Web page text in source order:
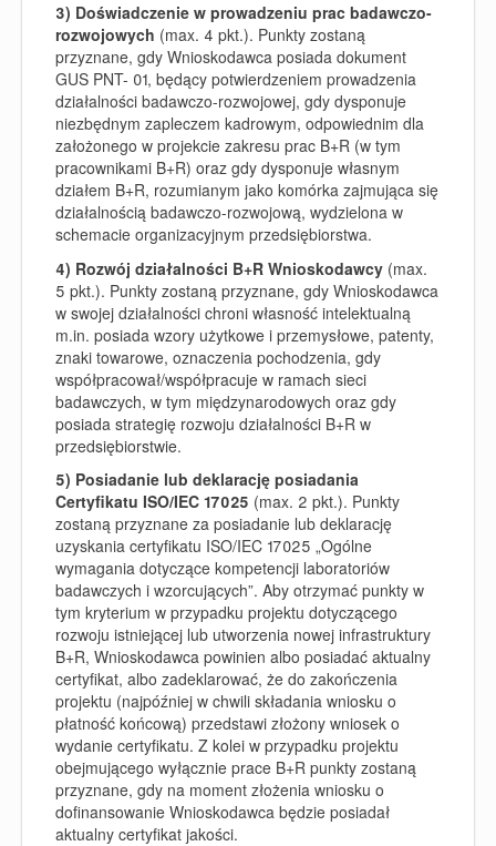
3) Doświadczenie w prowadzeniu prac badawczo-
rozwojowych (max. 4 pkt.). Punkty zostaną
przyznane, gdy Wnioskodawca posiada dokument
GUS PNT- 01, będący potwierdzeniem prowadzenia
działalności badawczo-rozwojowej, gdy dysponuje
niezbędnym zapleczem kadrowym, odpowiednim dla
założonego w projekcie zakresu prac B+R (w tym
pracownikami B+R) oraz gdy dysponuje własnym
działem B+R, rozumianym jako komórka zajmująca się
działalnością badawczo-rozwojową, wydzielona w
schemacie organizacyjnym przedsiębiorstwa.
4) Rozwój działalności B+R Wnioskodawcy (max.
5 pkt.). Punkty zostaną przyznane, gdy Wnioskodawca
w swojej działalności chroni własność intelektualną
m.in. posiada wzory użytkowe i przemysłowe, patenty,
znaki towarowe, oznaczenia pochodzenia, gdy
współpracował/współpracuje w ramach sieci
badawczych, w tym międzynarodowych oraz gdy
posiada strategię rozwoju działalności B+R w
przedsiębiorstwie.
5) Posiadanie lub deklarację posiadania
Certyfikatu ISO/IEC 17025 (max. 2 pkt.). Punkty
zostaną przyznane za posiadanie lub deklarację
uzyskania certyfikatu ISO/IEC 17025 „Ogólne
wymagania dotyczące kompetencji laboratoriów
badawczych i wzorcujących”. Aby otrzymać punkty w
tym kryterium w przypadku projektu dotyczącego
rozwoju istniejącej lub utworzenia nowej infrastruktury
B+R, Wnioskodawca powinien albo posiadać aktualny
certyfikat, albo zadeklarować, że do zakończenia
projektu (najpóźniej w chwili składania wniosku o
płatność końcową) przedstawi złożony wniosek o
wydanie certyfikatu. Z kolei w przypadku projektu
obejmującego wyłącznie prace B+R punkty zostaną
przyznane, gdy na moment złożenia wniosku o
dofinansowanie Wnioskodawca będzie posiadał
aktualny certyfikat jakości.